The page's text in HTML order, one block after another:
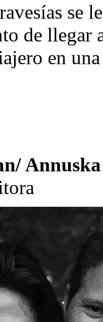
se
de llegar
en